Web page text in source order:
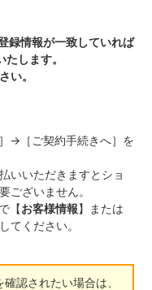
録情報が一致していれば
します。
い。
→［ご契約手続きへ］を
いいただきますとショ
ございません。
【お客様情報】または
てください。
認されたい場合は、